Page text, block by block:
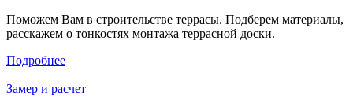
Поможем Вам в строительстве террасы. Подберем материалы,
расскажем о тонкостях монтажа террасной доски.
Подробнее
Замер и расчет